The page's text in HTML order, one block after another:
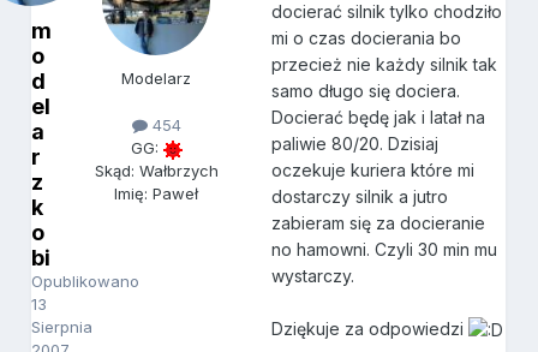
m
o
d
el
a
r
z
k
o
bi
Opublikowano
13
Sierpnia
Modelarz
454
GG:
Skąd: Wałbrzych
Imię: Paweł
docierać silnik tylko chodziło
mi o czas docierania bo
przecież nie każdy silnik tak
samo długo się dociera.
Docierać będę jak i latał na
paliwie 80/20. Dzisiaj
oczekuje kuriera które mi
dostarczy silnik a jutro
zabieram się za docieranie
no hamowni. Czyli 30 min mu
wystarczy.
Dziękuje za odpowiedzi